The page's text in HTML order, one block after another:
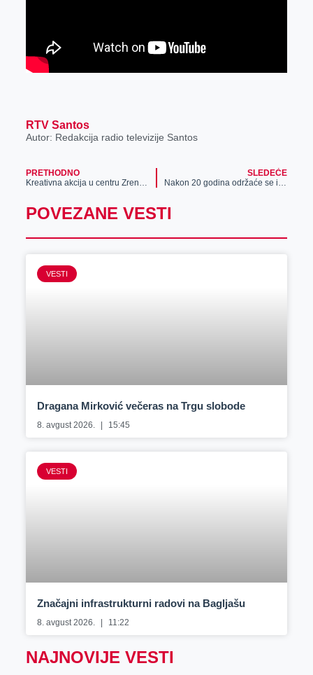
RTV Santos
Autor: Redakcija radio televizije Santos
PRETHODNO
Kreativna akcija u centru Zrenjanina (foto)
SLEDEĆE
Nakon 20 godina održaće se izložba pasa
POVEZANE VESTI
VESTI
Dragana Mirković večeras na Trgu slobode
8. avgust 2026. 15:45
VESTI
Značajni infrastrukturni radovi na Bagljašu
8. avgust 2026. 11:22
NAJNOVIJE VESTI